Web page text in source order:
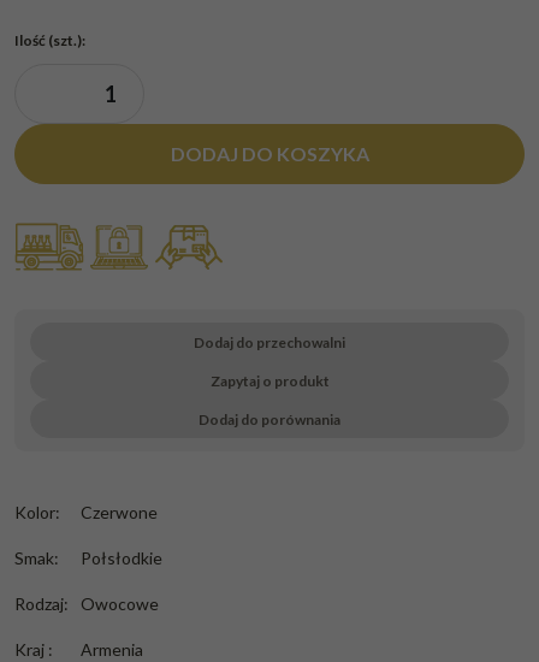
Ilość (szt.):
DODAJ DO KOSZYKA
Dodaj do przechowalni
Zapytaj o produkt
Dodaj do porównania
Kolor: Czerwone
Smak: Połsłodkie
Rodzaj: Owocowe
Kraj : Armenia